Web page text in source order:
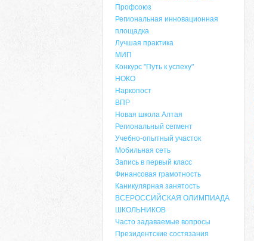
Профсоюз
Региональная инновационная
площадка
Лучшая практика
МИП
Конкурс "Путь к успеху"
НОКО
Наркопост
ВПР
Новая школа Алтая
Региональный сегмент
Учебно-опытный участок
Мобильная сеть
Запись в первый класс
Финансовая грамотность
Каникулярная занятость
ВСЕРОССИЙСКАЯ ОЛИМПИАДА
ШКОЛЬНИКОВ
Часто задаваемые вопросы
Президентские состязания